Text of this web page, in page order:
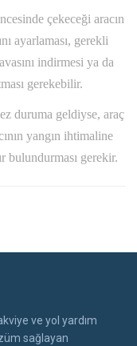
çekeceği aracın
ayarlaması, gerekli
indirmesi ya da
gerekebilir.
duruma geldiyse, araç
yangın ihtimaline
bulundurması gerekir.
ve yol yardım
sağlayan